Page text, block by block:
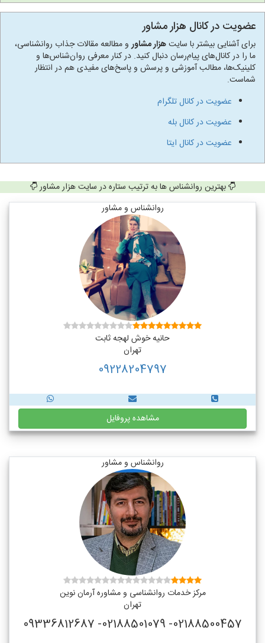
عضویت در کانال هزار مشاور
برای آشنایی بیشتر با سایتهزار مشاورو مطالعه مقالات جذاب روانشناسی،
ما را در کانال‌های پیام‌رسان دنبال کنید. در کنار معرفی روان‌شناس‌ها و
کلینیک‌ها، مطالب آموزشی و پرسش و پاسخ‌های مفیدی هم در انتظار
شماست.
عضویت در کانال تلگرام
عضویت در کانال بله
عضویت در کانال ایتا
بهترین روانشناس ها به ترتیب ستاره در سایت هزار مشاور
روانشناس و مشاور
حانیه خوش لهجه ثابت
تهران
09228204797
مشاهده پروفایل
روانشناس و مشاور
مرکز خدمات روانشناسی و مشاوره آرمان نوین
تهران
02188500457- 02188501079- 09336812687